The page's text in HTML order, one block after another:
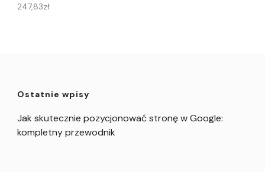
247,83zł
Ostatnie wpisy
Jak skutecznie pozycjonować stronę w Google:
kompletny przewodnik